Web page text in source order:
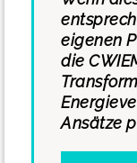
eigenen
die
Ansätze